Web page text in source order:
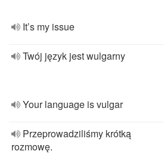
It’s my issue
Twój język jest wulgarny
Your language is vulgar
Przeprowadziliśmy krótką
rozmowę.